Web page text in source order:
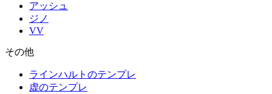
アッシュ
ジノ
VV
その他
ラインハルトのテンプレ
虚のテンプレ